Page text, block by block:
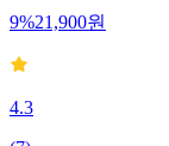
9%21,900원
4.3